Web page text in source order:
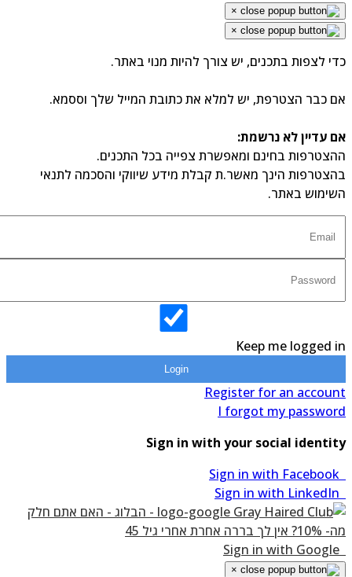
×
×
לצפות בתכנים, יש צורך להיות מנוי באתר.
כבר הצטרפת, יש למלא את כתובת המייל שלך וססמא.
עדיין לא נרשמת:
בחינם ומאפשרת צפייה בכל התכנים.
הינך מאשר.ת קבלת מידע שיווקי והסכמה לתנאי
באתר.
Keep me logged
Login
Register for an
I forgot my
Sign in with your social
×